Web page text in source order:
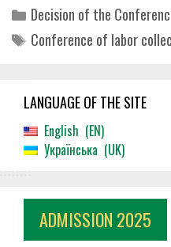
Categories
Decision of the
Tags
Conference of labor
LANGUAGE OF THE SITE
English
EN
Українська
UK
ADMISSION 2025